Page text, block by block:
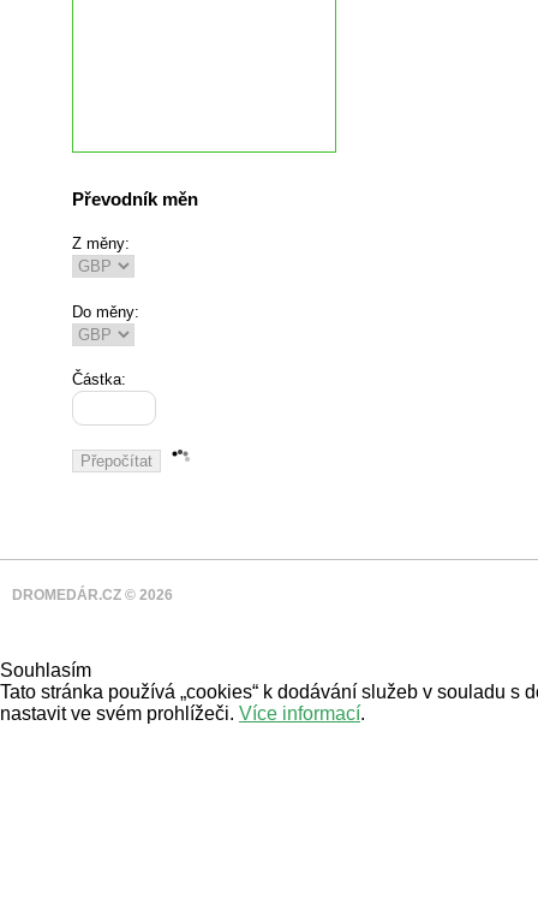
Převodník měn
Z měny:
Do měny:
Částka:
DROMEDÁR.CZ © 2026
Souhlasím
Tato stránka používá „cookies“ k dodávání služeb v souladu s
nastavit ve svém prohlížeči. Více informací.